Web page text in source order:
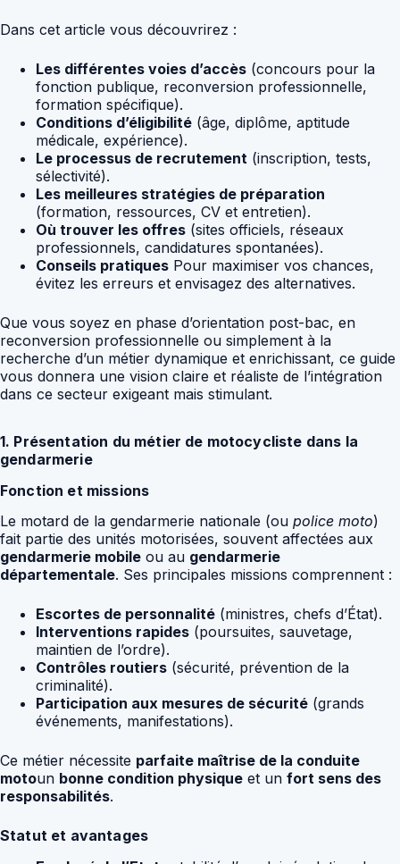
Dans cet article vous découvrirez :
Les différentes voies d’accès (concours pour la
fonction publique, reconversion professionnelle,
formation spécifique).
Conditions d’éligibilité (âge, diplôme, aptitude
médicale, expérience).
Le processus de recrutement (inscription, tests,
sélectivité).
Les meilleures stratégies de préparation
(formation, ressources, CV et entretien).
Où trouver les offres (sites officiels, réseaux
professionnels, candidatures spontanées).
Conseils pratiques Pour maximiser vos chances,
évitez les erreurs et envisagez des alternatives.
Que vous soyez en phase d’orientation post-bac, en
reconversion professionnelle ou simplement à la
recherche d’un métier dynamique et enrichissant, ce guide
vous donnera une vision claire et réaliste de l’intégration
dans ce secteur exigeant mais stimulant.
1. Présentation du métier de motocycliste dans la
gendarmerie
Fonction et missions
Le motard de la gendarmerie nationale (ou police moto)
fait partie des unités motorisées, souvent affectées aux
gendarmerie mobile ou au gendarmerie
départementale. Ses principales missions comprennent :
Escortes de personnalité (ministres, chefs d’État).
Interventions rapides (poursuites, sauvetage,
maintien de l’ordre).
Contrôles routiers (sécurité, prévention de la
criminalité).
Participation aux mesures de sécurité (grands
événements, manifestations).
Ce métier nécessite parfaite maîtrise de la conduite
motoun bonne condition physique et un fort sens des
responsabilités.
Statut et avantages